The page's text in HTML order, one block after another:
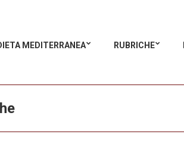
MEDITERRANEA RUBRICHE